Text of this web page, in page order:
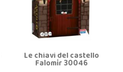
Le chiavi del castello
Falomir 30046